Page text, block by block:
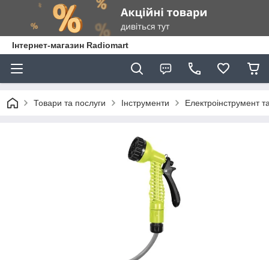
Інтернет-магазин Radiomart
Товари та послуги Інструменти Електроінструмент